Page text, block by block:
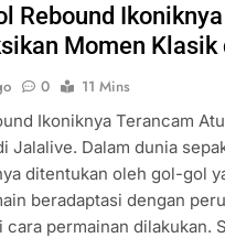
Rebound
Momen
0
11 Mins
Ikoniknya Terancam
Jalalive. Dalam dunia
ditentukan oleh gol-gol
beradaptasi dengan
permainan dilakukan.